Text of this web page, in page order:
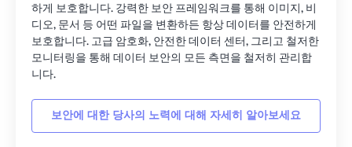
하게 보호합니다. 강력한 보안 프레임워크를 통해 이미지, 비
디오, 문서 등 어떤 파일을 변환하든 항상 데이터를 안전하게
보호합니다. 고급 암호화, 안전한 데이터 센터, 그리고 철저한
모니터링을 통해 데이터 보안의 모든 측면을 철저히 관리합
니다.
보안에 대한 당사의 노력에 대해 자세히 알아보세요